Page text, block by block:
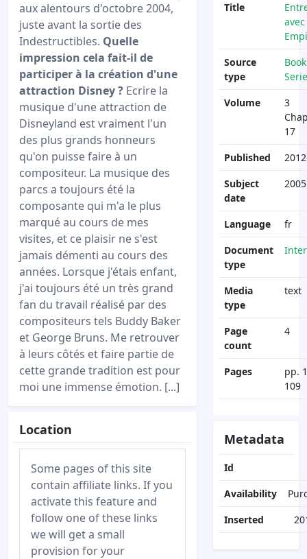
aux alentours d'octobre 2004,
juste avant la sortie des
Indestructibles. Quelle
impression cela fait-il de
participer à la création d'une
attraction Disney ? Ecrire la
musique d'une attraction de
Disneyland est vraiment l'un
des plus grands honneurs
qu'on puisse faire à un
compositeur. La musique des
parcs a toujours été la
composante qui m'a le plus
marqué au cours de mes
visites, et ce plaisir ne s'est
jamais démenti au cours des
années. Lorsque j'étais enfant,
j'ai toujours été un très grand
fan du travail réalisé par des
compositeurs tels Buddy Baker
et George Bruns. Me retrouver
à leurs côtés et faire partie de
cette grande tradition est pour
moi une immense émotion. [...]
Location
Some pages of this site
contain affiliate links. If you
activate this feature and
follow one of these links
we will get a small
provision for your
Title
Source
type
Book
Volume
3
17
Published
Subject
date
2005
Language
fr
Document
type
Media
type
text
Page
count
4
Pages
pp.
109
Metadata
Id
Availability
Inserted